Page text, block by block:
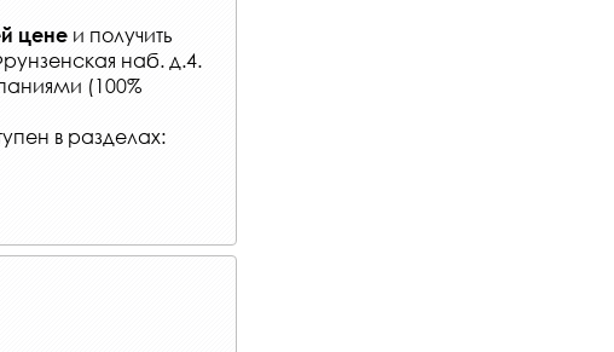
цене и получить
наб. д.4.
(100%
в разделах: